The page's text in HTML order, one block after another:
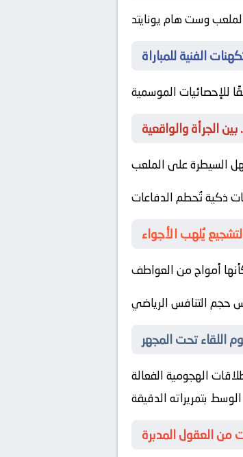
وست هام يونايتد
للإحصائيات الموسمية
السيطرة على الملعب
ذكية تُحطم الدفاعات
أمواج من العواطف
حجم التنافس الرياضي
الهجومية الفعالة
بتمريراته الدقيقة